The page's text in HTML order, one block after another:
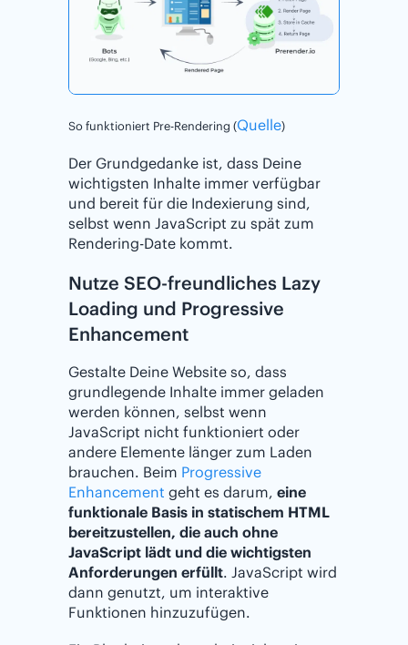
So funktioniert Pre-Rendering (Quelle)
Der Grundgedanke ist, dass Deine
wichtigsten Inhalte immer verfügbar
und bereit für die Indexierung sind,
selbst wenn JavaScript zu spät zum
Rendering-Date kommt.
Nutze SEO-freundliches Lazy
Loading und Progressive
Enhancement
Gestalte Deine Website so, dass
grundlegende Inhalte immer geladen
werden können, selbst wenn
JavaScript nicht funktioniert oder
andere Elemente länger zum Laden
brauchen. Beim Progressive
Enhancement geht es darum, eine
funktionale Basis in statischem HTML
bereitzustellen, die auch ohne
JavaScript lädt und die wichtigsten
Anforderungen erfüllt. JavaScript wird
dann genutzt, um interaktive
Funktionen hinzuzufügen.